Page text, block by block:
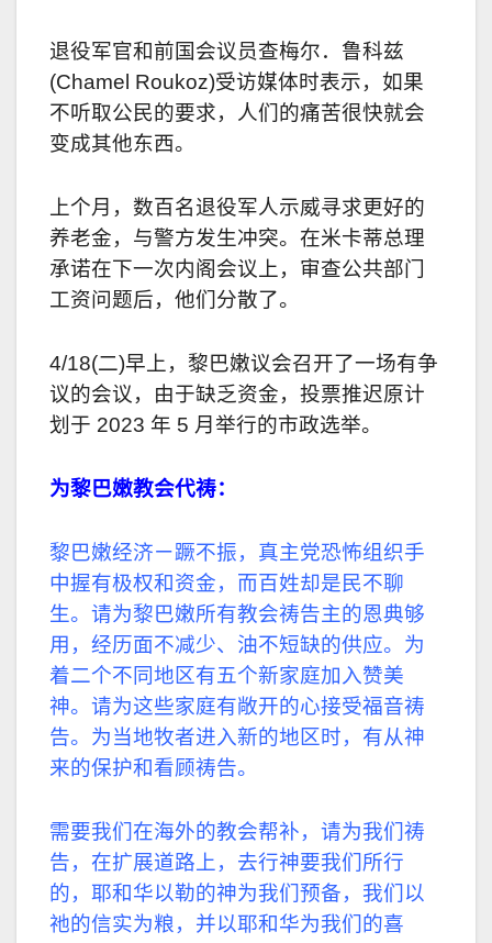
退役军官和前国会议员查梅尔．鲁科兹
(Chamel Roukoz)受访媒体时表示，如果
不听取公民的要求，人们的痛苦很快就会
变成其他东西。
上个月，数百名退役军人示威寻求更好的
养老金，与警方发生冲突。在米卡蒂总理
承诺在下一次内阁会议上，审查公共部门
工资问题后，他们分散了。
4/18(二)早上，黎巴嫩议会召开了一场有争
议的会议，由于缺乏资金，投票推迟原计
划于 2023 年 5 月举行的市政选举。
为黎巴嫩教会代祷：
黎巴嫩经济ㄧ蹶不振，真主党恐怖组织手
中握有极权和资金，而百姓却是民不聊
生。请为黎巴嫩所有教会祷告主的恩典够
用，经历面不减少、油不短缺的供应。为
着二个不同地区有五个新家庭加入赞美
神。请为这些家庭有敞开的心接受福音祷
告。为当地牧者进入新的地区时，有从神
来的保护和看顾祷告。
需要我们在海外的教会帮补，请为我们祷
告，在扩展道路上，去行神要我们所行
的，耶和华以勒的神为我们预备，我们以
祂的信实为粮，并以耶和华为我们的喜